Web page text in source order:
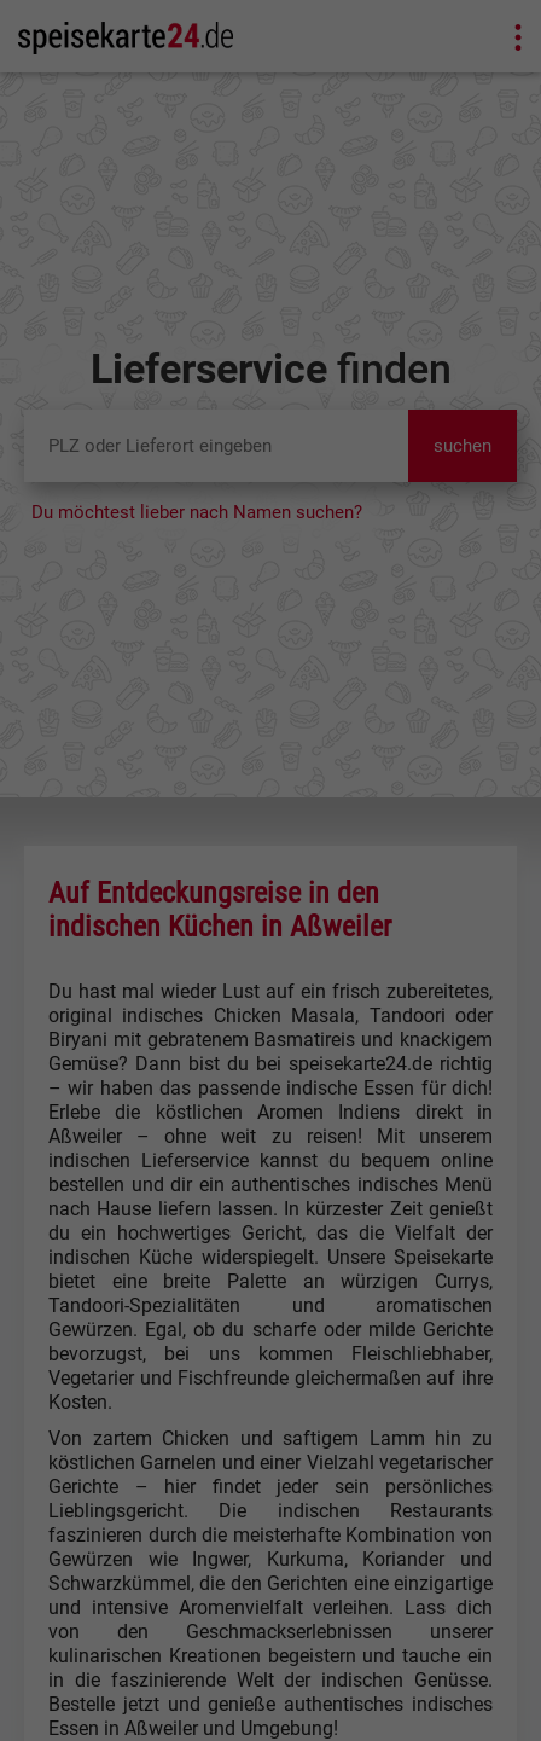
Lieferservicefinden
suchen
Du möchtest lieber nach Namen suchen?
Auf Entdeckungsreise in den
indischen Küchen in Aßweiler
Du hast mal wieder Lust auf ein frisch zubereitetes,
original indisches Chicken Masala, Tandoori oder
Biryani mit gebratenem Basmatireis und knackigem
Gemüse? Dann bist du bei speisekarte24.de richtig
– wir haben das passende indische Essen für dich!
Erlebe die köstlichen Aromen Indiens direkt in
Aßweiler – ohne weit zu reisen! Mit unserem
indischen Lieferservice kannst du bequem online
bestellen und dir ein authentisches indisches Menü
nach Hause liefern lassen. In kürzester Zeit genießt
du ein hochwertiges Gericht, das die Vielfalt der
indischen Küche widerspiegelt. Unsere Speisekarte
bietet eine breite Palette an würzigen Currys,
Tandoori-Spezialitäten und aromatischen
Gewürzen. Egal, ob du scharfe oder milde Gerichte
bevorzugst, bei uns kommen Fleischliebhaber,
Vegetarier und Fischfreunde gleichermaßen auf ihre
Kosten.
Von zartem Chicken und saftigem Lamm hin zu
köstlichen Garnelen und einer Vielzahl vegetarischer
Gerichte – hier findet jeder sein persönliches
Lieblingsgericht. Die indischen Restaurants
faszinieren durch die meisterhafte Kombination von
Gewürzen wie Ingwer, Kurkuma, Koriander und
Schwarzkümmel, die den Gerichten eine einzigartige
und intensive Aromenvielfalt verleihen. Lass dich
von den Geschmackserlebnissen unserer
kulinarischen Kreationen begeistern und tauche ein
in die faszinierende Welt der indischen Genüsse.
Bestelle jetzt und genieße authentisches indisches
Essen in Aßweiler und Umgebung!